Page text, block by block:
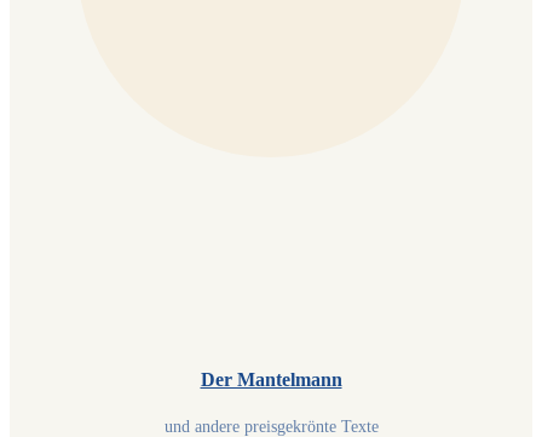
Der Mantelmann
und andere preisgekrönte Texte